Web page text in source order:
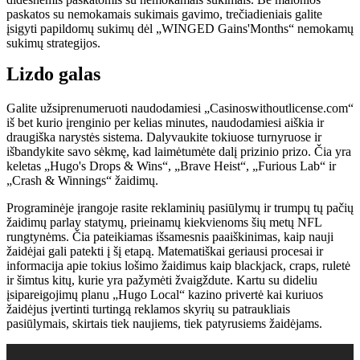
paskatos su nemokamais sukimais gavimo, trečiadieniais galite
įsigyti papildomų sukimų dėl „WINGED Gains'Months“ nemokamų
sukimų strategijos.
Lizdo galas
Galite užsiprenumeruoti naudodamiesi „Casinoswithoutlicense.com“
iš bet kurio įrenginio per kelias minutes, naudodamiesi aiškia ir
draugiška narystės sistema. Dalyvaukite tokiuose turnyruose ir
išbandykite savo sėkmę, kad laimėtumėte dalį prizinio prizo. Čia yra
keletas „Hugo's Drops & Wins“, „Brave Heist“, „Furious Lab“ ir
„Crash & Winnings“ žaidimų.
Programinėje įrangoje rasite reklaminių pasiūlymų ir trumpų tų pačių
žaidimų parlay statymų, prieinamų kiekvienoms šių metų NFL
rungtynėms. Čia pateikiamas išsamesnis paaiškinimas, kaip nauji
žaidėjai gali patekti į šį etapą. Matematiškai geriausi procesai ir
informacija apie tokius lošimo žaidimus kaip blackjack, craps, ruletė
ir šimtus kitų, kurie yra pažymėti žvaigždute. Kartu su dideliu
įsipareigojimų planu „Hugo Local“ kazino privertė kai kuriuos
žaidėjus įvertinti turtingą reklamos skyrių su patraukliais
pasiūlymais, skirtais tiek naujiems, tiek patyrusiems žaidėjams.